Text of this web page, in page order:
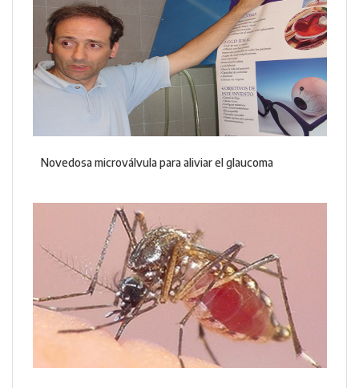
Novedosa microválvula para aliviar el glaucoma